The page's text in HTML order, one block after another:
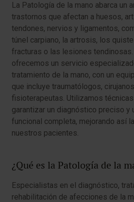
La Patología de la mano abarca un
trastornos que afectan a huesos,
tendones, nervios y ligamentos,
túnel carpiano, la artrosis, los
fracturas o las lesiones
ofrecemos un servicio
tratamiento de la mano, con un
que incluye traumatólogos,
fisioterapeutas. Utilizamos
garantizar un diagnóstico preciso y
funcional completa, mejorando así
nuestros pacientes.
¿Qué es la Patología de la
Especialistas en el diagnóstico,
rehabilitación de afecciones de la